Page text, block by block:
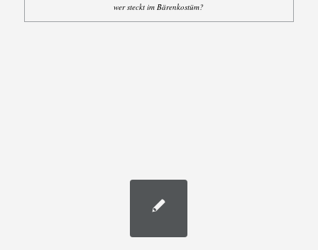
wer steckt im Bärenkostüm?